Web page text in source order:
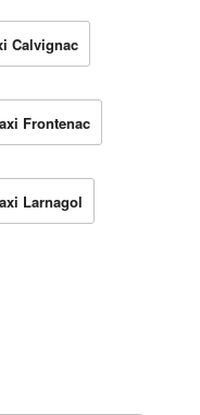
Calvignac
Frontenac
Larnagol